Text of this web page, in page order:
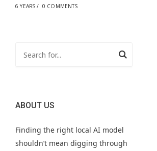
6 YEARS / 0 COMMENTS
ABOUT US
Finding the right local AI model
shouldn’t mean digging through